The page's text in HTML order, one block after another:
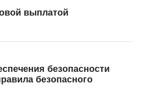
выплатой
безопасности
безопасного